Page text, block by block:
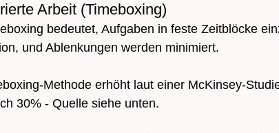
Arbeit (Timeboxing)
bedeutet, Aufgaben in feste Zeitblöcke
und Ablenkungen werden minimiert.
Methode erhöht laut einer McKinsey-
30% - Quelle siehe unten.